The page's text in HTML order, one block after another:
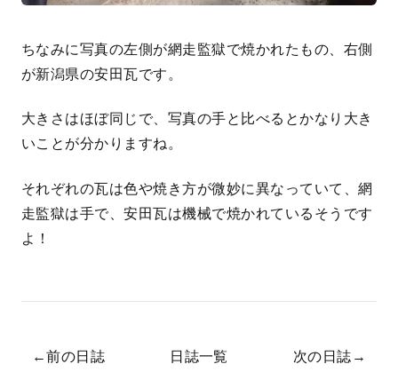
ちなみに写真の左側が網走監獄で焼かれたもの、右側
が新潟県の安田瓦です。
大きさはほぼ同じで、写真の手と比べるとかなり大き
いことが分かりますね。
それぞれの瓦は色や焼き方が微妙に異なっていて、網
走監獄は手で、安田瓦は機械で焼かれているそうです
よ！
←前の日誌 日誌一覧 次の日誌 →